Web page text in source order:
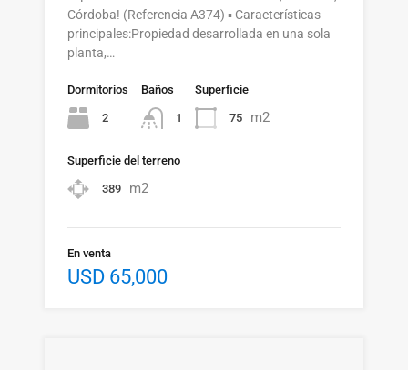
Córdoba! (Referencia A374) ▪️ Características
principales:Propiedad desarrollada en una sola
planta,…
Dormitorios
2
Baños
1
Superficie
75 m2
Superficie del terreno
389 m2
En venta
USD 65,000